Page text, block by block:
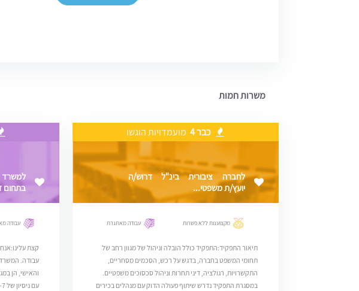
משרות חמות
כבר 4 מועמדויות הוגשו
לחברה ציבורית בינ"ל דרוש/ה
יועץ/ת משפטי...
מקצוענות ללא פשרות עבודה מאתגרת
תיאור התפקיד:התפקיד כולל הובלה וניהול של מגוון רחב של
תחומי המשפט בחברה, בדגש על רכש, הסכמים מסחריים,
התקשרויות, רגולציה, דיני תחרות וניהול סכסוכים משפטיים.
במסגרת התפקיד נדרש שיתוף פעולה הדוק עם מנהלים בכירים
למשרד
בתחום
עבודה
קצת
עבודה.
והאישי, הן